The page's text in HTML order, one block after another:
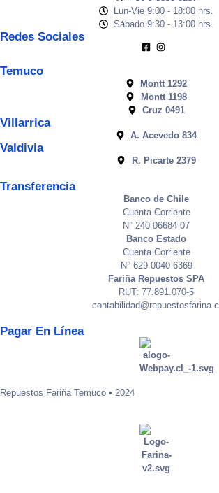
Lun-Vie 9:00 - 18:00 hrs.
Sábado 9:30 - 13:00 hrs.
Redes Sociales
Temuco
Montt 1292
Montt 1198
Cruz 0491
Villarrica
A. Acevedo 834
Valdivia
R. Picarte 2379
Transferencia
Banco de Chile
Cuenta Corriente
N° 240 06684 07
Banco Estado
Cuenta Corriente
N° 629 0040 6369
Fariña Repuestos SPA
RUT: 77.891.070-5
contabilidad@repuestosfarina.cl
Pagar En Línea
Repuestos Fariña Temuco • 2024